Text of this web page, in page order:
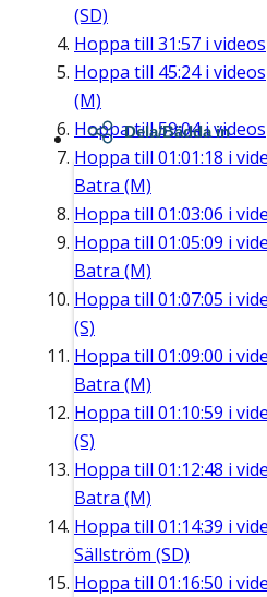
(SD)
Hoppa till 31:57 i
Hoppa till 45:24i
(M)
Hoppa till59:04i
Hoppa till 01:01:18 i
Batra (M)
Hoppa till 01:03:06 i
Hoppa till 01:05:09 i
Batra (M)
Hoppa till 01:07:05 i
(S)
Hoppa till 01:09:00 i
Batra (M)
Hoppa till 01:10:59 i
(S)
Hoppa till 01:12:48 i
Batra (M)
Hoppa till 01:14:39 i
Sällström (SD)
Hoppa till 01:16:50 i
Dela/Bädda in